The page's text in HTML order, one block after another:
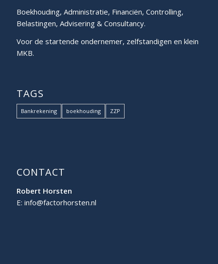
Boekhouding, Administratie, Financiën, Controlling,
Belastingen, Advisering & Consultancy.
Voor de startende ondernemer, zelfstandigen en klein
MKB.
TAGS
Bankrekening boekhouding ZZP
CONTACT
Robert Horsten
E: info@factorhorsten.nl